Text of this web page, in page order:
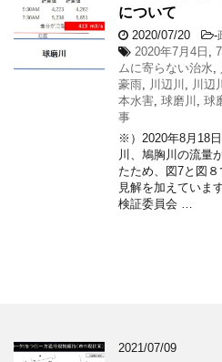
について
2020/07/20 -
2020年7月4日
ムに寄らない治水
豪雨
川辺川 川辺
本水害 球磨川 球
事
※）2020年8月18
川、鳩胸川の流量
たため、図7と図
見解を加えていま
検証委員会 …
2021/07/09